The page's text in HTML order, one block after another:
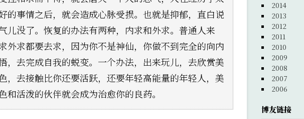
的事情之后，就会造成心脉受损。也就是抑郁，直白说
儿没了。恢复的办法有两种，内求和外求。普通人来
外求都要去求，因为你不是神仙，你做不到完全的向内
，去完成自我的蜕变。一个办法，出来玩儿，去欣赏美
，去接触比你还要活跃，还要年轻高能量的年轻人，美
和活泼的伙伴就会成为治愈你的良药。
2014
2013
2012
2011
2010
2009
2008
2007
2006
博友链接